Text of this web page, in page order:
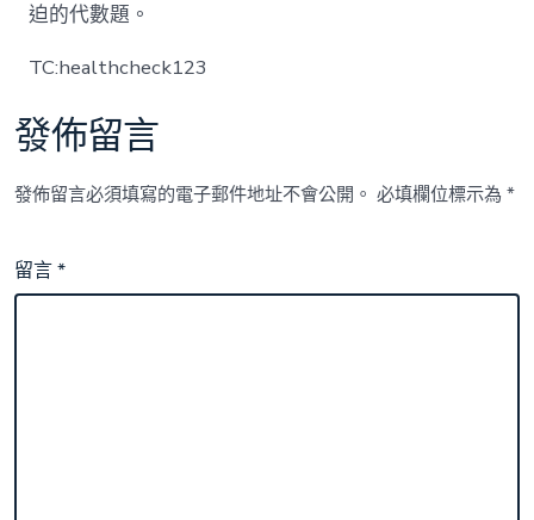
迫的代數題。
TC:healthcheck123
發佈留言
發佈留言必須填寫的電子郵件地址不會公開。 必填欄位標示為*
留言*